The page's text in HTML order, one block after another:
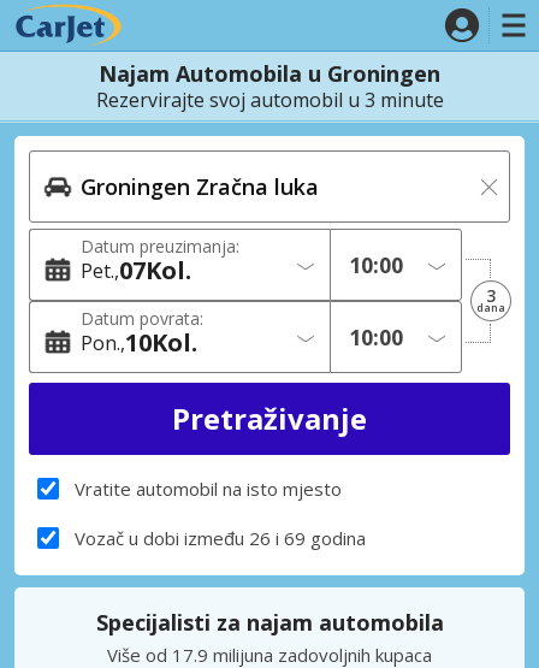
Najam Automobila u Groningen
Rezervirajte svoj automobil u 3 minute
Datum preuzimanja:
Pet. 07Kol.
Datum povrata:
Pon. 10Kol.
3
dana
Vratite automobil na isto mjesto
Vozač u dobi između 26 i 69 godina
Specijalisti za najam automobila
Više od 17.9 milijuna zadovoljnih kupaca